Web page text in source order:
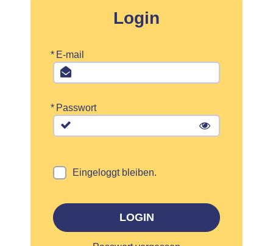
Login
* E-mail
* Passwort
Eingeloggt bleiben.
LOGIN